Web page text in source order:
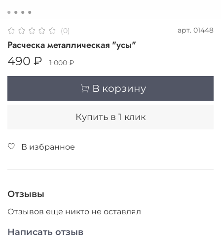
(0) арт. 01448
Расческа металлическая "усы"
490 ₽ 1 000 ₽
В корзину
Купить в 1 клик
В избранное
Отзывы
Отзывов еще никто не оставлял
Написать отзыв